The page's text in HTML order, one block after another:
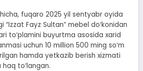
fuqaro 2025 yil sentyabr oyida
“Izzat Fayz Sultan” mebel do‘konidan
to‘plamini buyurtma asosida xarid
uchun 10 million 500 ming so‘m
hamda yetkazib berish xizmati
to‘langan.